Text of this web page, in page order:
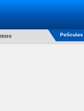
Películas